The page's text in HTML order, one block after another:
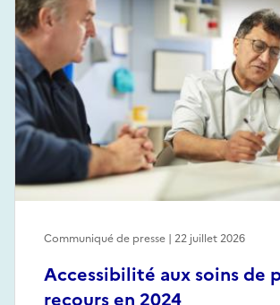
Accessibilité aux soins de
Communiqué de presse | 22 juillet 2026